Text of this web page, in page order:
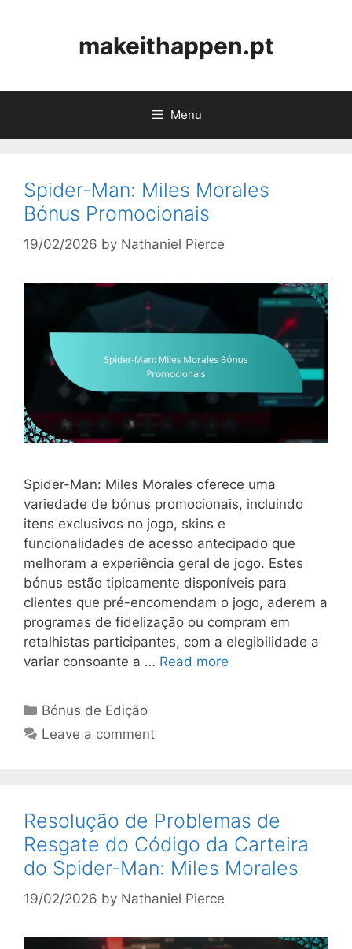
makeithappen.pt
Menu
Spider-Man: Miles Morales
Bónus Promocionais
19/02/2026 by Nathaniel Pierce
Spider-Man: Miles Morales oferece uma
variedade de bónus promocionais, incluindo
itens exclusivos no jogo, skins e
funcionalidades de acesso antecipado que
melhoram a experiência geral de jogo. Estes
bónus estão tipicamente disponíveis para
clientes que pré-encomendam o jogo, aderem a
programas de fidelização ou compram em
retalhistas participantes, com a elegibilidade a
variar consoante a … Read more
Categories
Bónus de Edição
Leave a comment
Resolução de Problemas de
Resgate do Código da Carteira
do Spider-Man: Miles Morales
19/02/2026 by Nathaniel Pierce